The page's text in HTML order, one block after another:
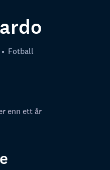
Fotball
enn ett år